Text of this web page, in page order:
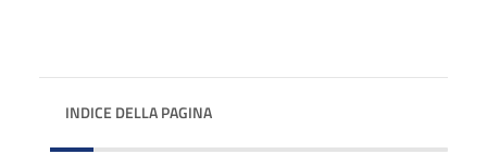
INDICE DELLA PAGINA